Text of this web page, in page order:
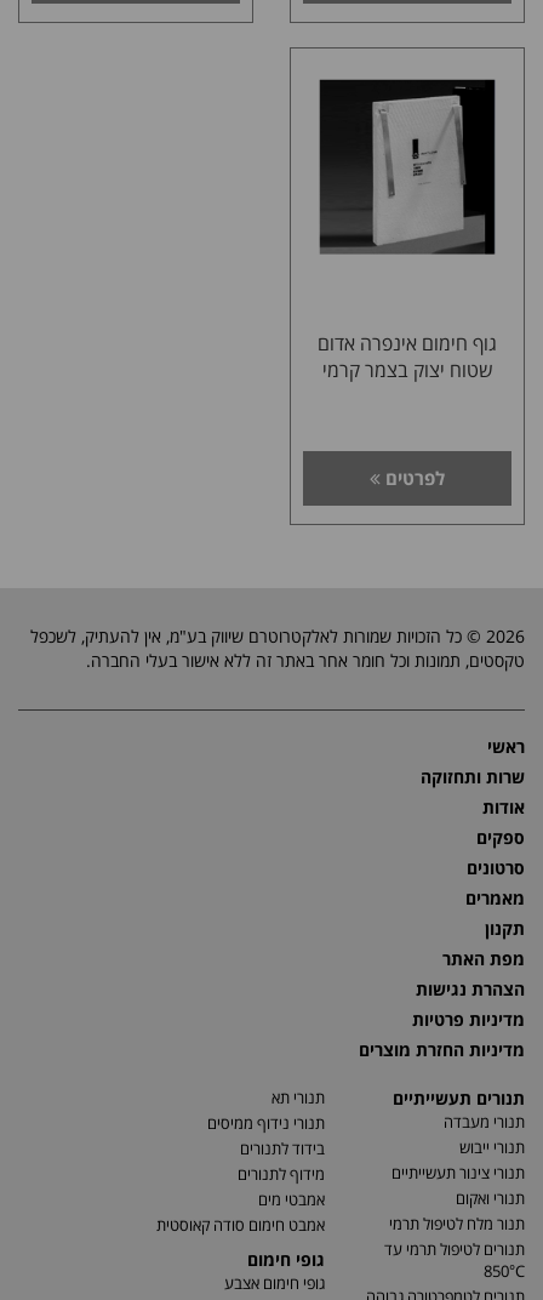
גוף חימום אינפרה אדום
שטוח יצוק בצמר קרמי
לפרטים
2026 © כל הזכויות שמורות לאלקטרוטרם שיווק בע"מ, אין להעתיק, לשכפל
טקסטים, תמונות וכל חומר אחר באתר זה ללא אישור בעלי החברה.
ראשי
שרות ותחזוקה
אודות
ספקים
סרטונים
מאמרים
תקנון
מפת האתר
הצהרת נגישות
מדיניות פרטיות
מדיניות החזרת מוצרים
תנורים תעשייתיים
תנורי מעבדה
תנורי ייבוש
תנורי צינור תעשייתיים
תנורי ואקום
תנור מלח לטיפול תרמי
תנורים לטיפול תרמי עד
850°C
תנורי תא
תנורי נידוף ממיסים
בידוד לתנורים
מידוף לתנורים
אמבטי מים
אמבט חימום סודה קאוסטית
גופי חימום
גופי חימום אצבע